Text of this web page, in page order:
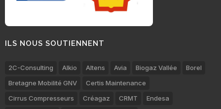
ILS NOUS SOUTIENNENT
2C-Consulting Alkio Altens Avia Biogaz Vallée
Borel
Bretagne Mobilité GNV
Certis Maintenance
Cirrus Compresseurs
Créagaz CRMT
Endesa